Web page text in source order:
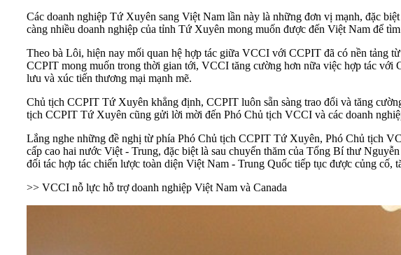
Các doanh nghiệp Tứ Xuyên sang Việt Nam lần này là những đơn vị mạnh, đặc
càng nhiều doanh nghiệp của tỉnh Tứ Xuyên mong muốn được đến Việt Nam để
Theo bà Lôi, hiện nay mối quan hệ hợp tác giữa VCCI với CCPIT đã có nền tảng
CCPIT mong muốn trong thời gian tới, VCCI tăng cường hơn nữa việc hợp tác
lưu và xúc tiến thương mại mạnh mẽ.
Chủ tịch CCPIT Tứ Xuyên khẳng định, CCPIT luôn sẵn sàng trao đổi và tăng
tịch CCPIT Tứ Xuyên cũng gửi lời mời đến Phó Chủ tịch VCCI và các doanh
Lắng nghe những đề nghị từ phía Phó Chủ tịch CCPIT Tứ Xuyên, Phó Chủ tịch
cấp cao hai nước Việt - Trung, đặc biệt là sau chuyến thăm của Tổng Bí thư
đối tác hợp tác chiến lược toàn diện Việt Nam - Trung Quốc tiếp tục được củng cố,
>> VCCI nỗ lực hỗ trợ doanh nghiệp Việt Nam và Canada